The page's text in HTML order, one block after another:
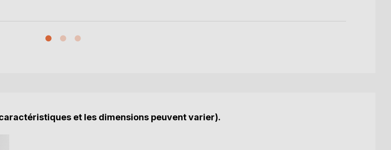
et les dimensions peuvent varier).